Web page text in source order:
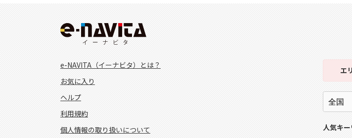
e-NAVITA（イーナビタ）とは？
お気に入り
ヘルプ
利用規約
個人情報の取り扱いについて
エ
人気キ